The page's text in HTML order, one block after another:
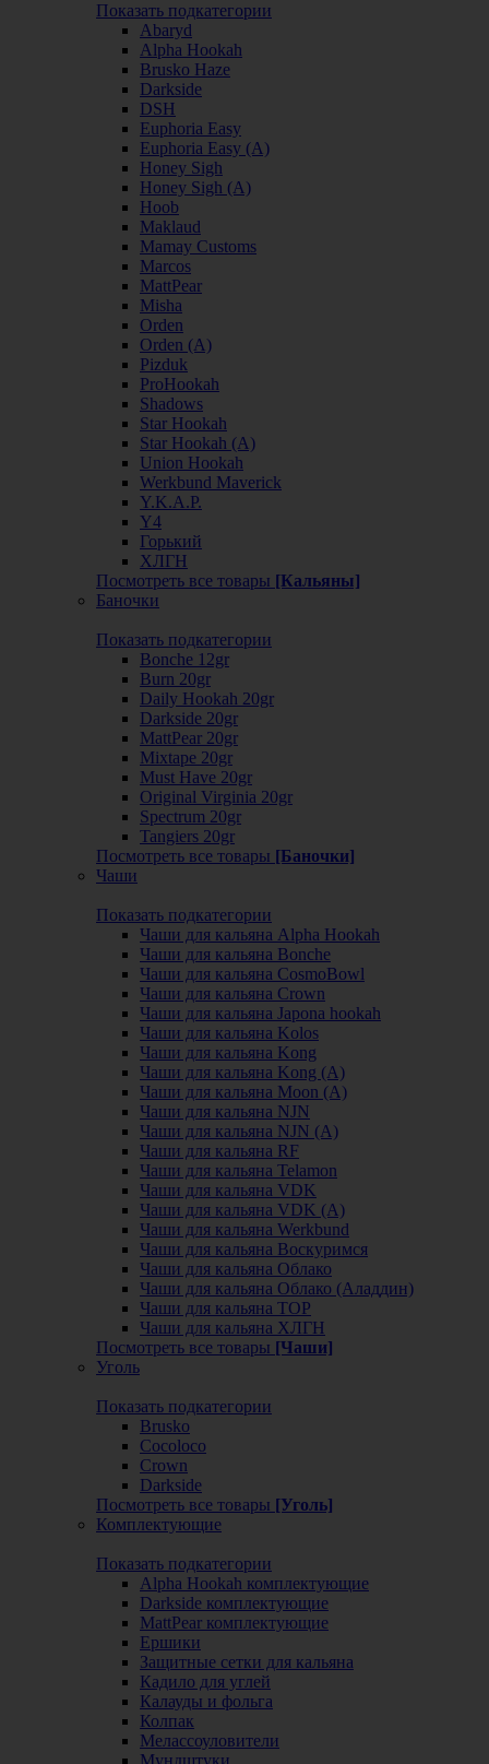
Показать подкатегории
Abaryd
Alpha Hookah
Brusko Haze
Darkside
DSH
Euphoria Easy
Euphoria Easy (А)
Honey Sigh
Honey Sigh (А)
Hoob
Maklaud
Mamay Customs
Marcos
MattPear
Misha
Orden
Orden (А)
Pizduk
ProHookah
Shadows
Star Hookah
Star Hookah (А)
Union Hookah
Werkbund Maverick
Y.K.A.P.
Y4
Горький
ХЛГН
Посмотреть все товары [Кальяны]
Баночки
Показать подкатегории
Bonche 12gr
Burn 20gr
Daily Hookah 20gr
Darkside 20gr
MattPear 20gr
Mixtape 20gr
Must Have 20gr
Original Virginia 20gr
Spectrum 20gr
Tangiers 20gr
Посмотреть все товары [Баночки]
Чаши
Показать подкатегории
Чаши для кальяна Alpha Hookah
Чаши для кальяна Bonche
Чаши для кальяна CosmoBowl
Чаши для кальяна Crown
Чаши для кальяна Japona hookah
Чаши для кальяна Kolos
Чаши для кальяна Kong
Чаши для кальяна Kong (A)
Чаши для кальяна Moon (А)
Чаши для кальяна NJN
Чаши для кальяна NJN (А)
Чаши для кальяна RF
Чаши для кальяна Telamon
Чаши для кальяна VDK
Чаши для кальяна VDK (А)
Чаши для кальяна Werkbund
Чаши для кальяна Воскуримся
Чаши для кальяна Облако
Чаши для кальяна Облако (Аладдин)
Чаши для кальяна ТОР
Чаши для кальяна ХЛГН
Посмотреть все товары [Чаши]
Уголь
Показать подкатегории
Brusko
Cocoloco
Crown
Darkside
Посмотреть все товары [Уголь]
Комплектующие
Показать подкатегории
Alpha Hookah комплектующие
Darkside комплектующие
MattPear комплектующие
Ершики
Защитные сетки для кальяна
Кадило для углей
Калауды и фольга
Колпак
Мелассоуловители
Мундштуки